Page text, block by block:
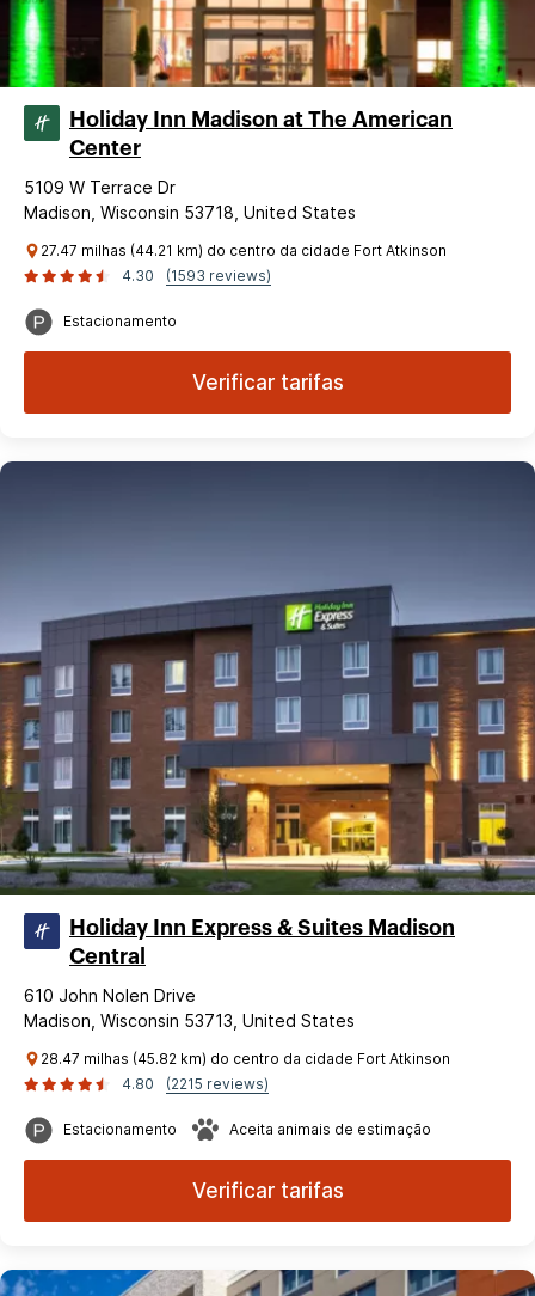
Holiday Inn Madison at The American
Center
5109 W Terrace Dr
Madison, Wisconsin 53718, United States
27.47 milhas (44.21 km) do centro da cidade Fort Atkinson
4.30
(1593 reviews)
Estacionamento
Verificar tarifas
Holiday Inn Express & Suites Madison
Central
610 John Nolen Drive
Madison, Wisconsin 53713, United States
28.47 milhas (45.82 km) do centro da cidade Fort Atkinson
4.80
(2215 reviews)
Estacionamento Aceita animais de estimação
Verificar tarifas